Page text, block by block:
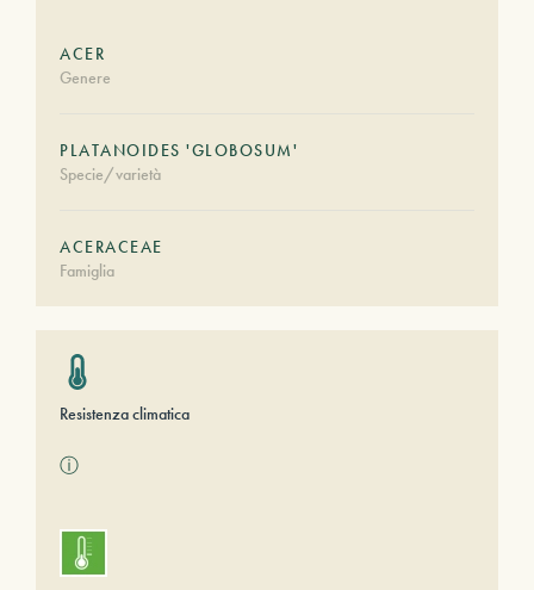
ACER
Genere
PLATANOIDES 'GLOBOSUM'
Specie/varietà
ACERACEAE
Famiglia
Resistenza climatica
ⓘ